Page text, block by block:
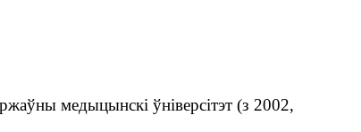
медыцынскі ўніверсітэт (з 2002,